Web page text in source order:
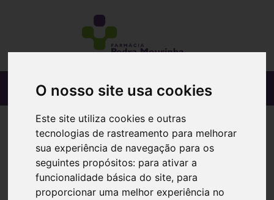
O nosso site usa cookies
Este site utiliza cookies e outras
tecnologias de rastreamento para melhorar
sua experiência de navegação para os
seguintes propósitos: para ativar a
funcionalidade básica do site, para
proporcionar uma melhor experiência no